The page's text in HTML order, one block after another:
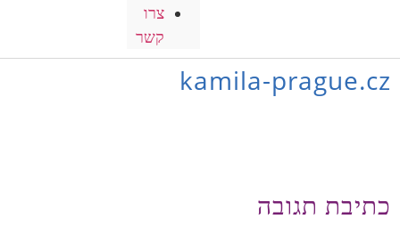
צרו
קשר
kamila-prague.cz
כתיבת תגובה